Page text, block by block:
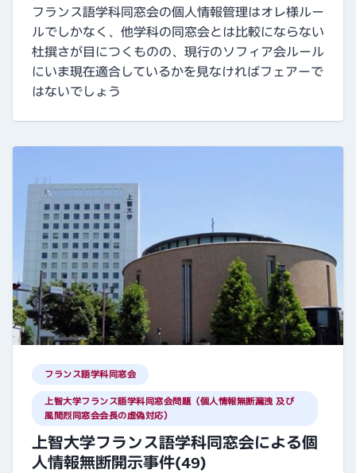
フランス語学科同窓会の個人情報管理はオレ様ルー
ルでしかなく、他学科の同窓会とは比較にならない
杜撰さが目につくものの、現行のソフィア会ルール
にいま現在適合しているかを見なければフェアーで
はないでしょう
フランス語学科同窓会
上智大学フランス語学科同窓会問題（個人情報無断漏洩 及び
風間烈同窓会会長の虚偽対応）
上智大学フランス語学科同窓会による個
人情報無断開示事件(49)